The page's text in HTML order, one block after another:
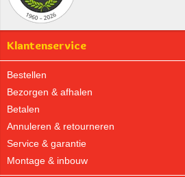
Klantenservice
Bestellen
Bezorgen & afhalen
Betalen
Annuleren & retourneren
Service & garantie
Montage & inbouw